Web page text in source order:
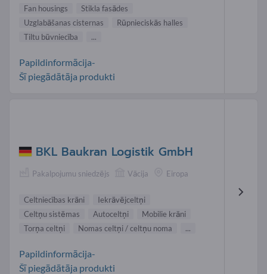
Fan housings
Stikla fasādes
Uzglabāšanas cisternas
Rūpnieciskās halles
Tiltu būvniecība
...
Papildinformācija-
Šī piegādātāja produkti
BKL Baukran Logistik GmbH
Pakalpojumu sniedzējs Vācija Eiropa
Celtniecības krāni
Iekrāvējceltņi
Celtņu sistēmas
Autoceltņi
Mobilie krāni
Torņa celtņi
Nomas celtņi / celtņu noma ...
Papildinformācija-
Šī piegādātāja produkti